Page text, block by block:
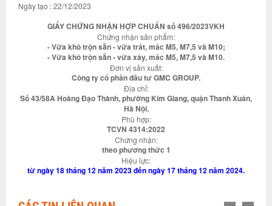
Ngày tạo : 22/12/2023
GIẤY CHỨNG NHẬN HỢP CHUẨN số 496/2023VKH
Chứng nhận sản phẩm:
- Vữa khô trộn sẵn - vữa trát, mác M5, M7,5 và M10;
- Vữa khô trộn sẵn - vữa xây, mác M5, M7,5 và M10.
Đơn vị sản xuất:
Công ty cổ phần đầu tư GMC GROUP.
Địa chỉ:
Số 43/58A Hoàng Đạo Thành, phường Kim Giang, quận Thanh Xuân,
Hà Nội.
Phù hợp:
TCVN 4314:2022
Chứng nhận:
theo phương thức 1
Hiệu lực:
từ ngày 18 tháng 12 năm 2023 đến ngày 17 tháng 12 năm 2024.